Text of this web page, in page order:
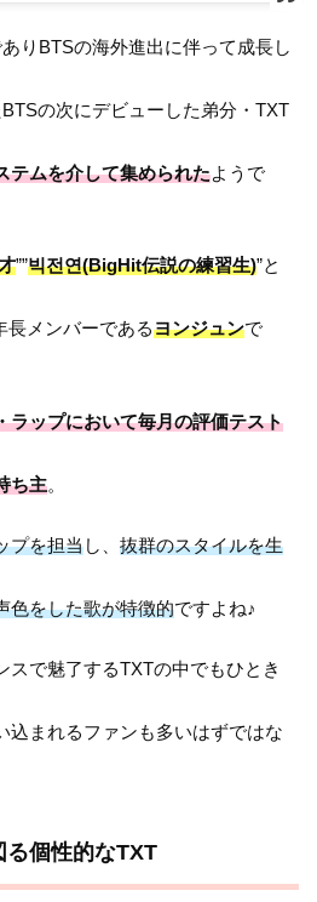
りBTSの海外進出に伴って成長し
の次にデビューした弟分・TXT
テムを介して集められたようで
””빅전연(BigHit伝説の練習生)”と
長メンバーであるヨンジュンで
ラップにおいて毎月の評価テスト
ち主。
プを担当し、抜群のスタイルを生
色をした歌が特徴的ですよね♪
スで魅了するTXTの中でもひとき
込まれるファンも多いはずではな
個性的なTXT